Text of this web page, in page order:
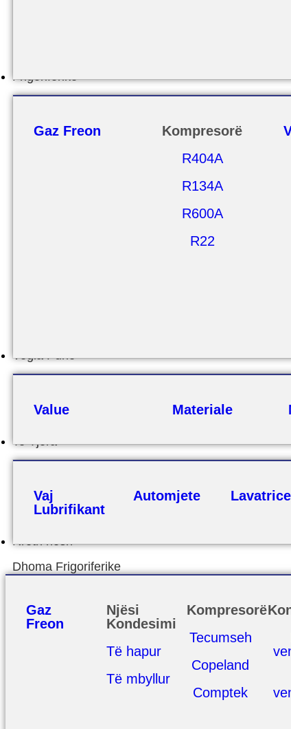
Frigoriferike
Gaz Freon
Kompresorë
R404A
R134A
R600A
R22
Vegla Pune
Value Materiale
Te Tjera
Vaj
Lubrifikant
Automjete Lavatrice
Rreth nesh
Dhoma Frigoriferike
Gaz
Freon
Njësi
Kondesimi
Të hapur
Të mbyllur
Kompresorë
Tecumseh
Copeland
Comptek